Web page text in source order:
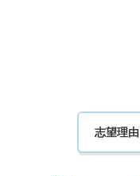
志望理由